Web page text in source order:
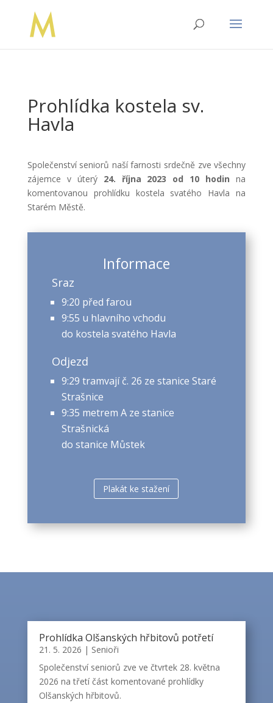
Prohlídka kostela sv.
Havla
Společenství seniorů naší farnosti srdečně zve všechny
zájemce v úterý 24. října 2023 od 10 hodin na
komentovanou prohlídku kostela svatého Havla na
Starém Městě.
Informace
Sraz
9:20 před farou
9:55 u hlavního vchodu
do kostela svatého Havla
Odjezd
9:29 tramvají č. 26 ze stanice Staré
Strašnice
9:35 metrem A ze stanice
Strašnická
do stanice Můstek
Plakát ke stažení
Prohlídka Olšanských hřbitovů potřetí
21. 5. 2026 | Senioři
Společenství seniorů zve ve čtvrtek 28. května
2026 na třetí část komentované prohlídky
Olšanských hřbitovů.